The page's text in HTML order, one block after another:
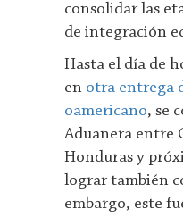
consolidar las
de integración
Hasta el día de
en otra entrega
oamericano, se
Aduanera entre
Honduras y
lograr también
embargo, este